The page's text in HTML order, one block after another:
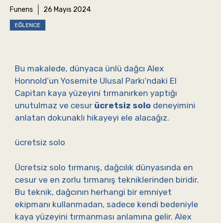
Funens 26 Mayıs 2024
EĞLENCE
Bu makalede, dünyaca ünlü dağcı Alex
Honnold’un Yosemite Ulusal Parkı’ndaki El
Capitan kaya yüzeyini tırmanırken yaptığı
unutulmaz ve cesur ücretsiz solo deneyimini
anlatan dokunaklı hikayeyi ele alacağız.
ücretsiz solo
Ücretsiz solo tırmanış, dağcılık dünyasında en
cesur ve en zorlu tırmanış tekniklerinden biridir.
Bu teknik, dağcının herhangi bir emniyet
ekipmanı kullanmadan, sadece kendi bedeniyle
kaya yüzeyini tırmanması anlamına gelir. Alex